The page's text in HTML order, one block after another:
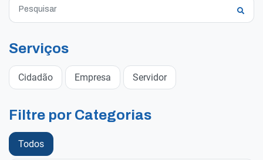
Serviços
Cidadão Empresa Servidor
Filtre por Categorias
Todos